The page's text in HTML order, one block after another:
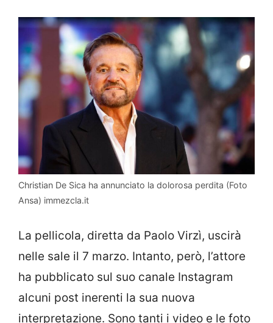
Christian De Sica ha annunciato la dolorosa perdita (Foto
Ansa) immezcla.it
La pellicola, diretta da Paolo Virzì, uscirà
nelle sale il 7 marzo. Intanto, però, l’attore
ha pubblicato sul suo canale Instagram
alcuni post inerenti la sua nuova
interpretazione. Sono tanti i video e le foto